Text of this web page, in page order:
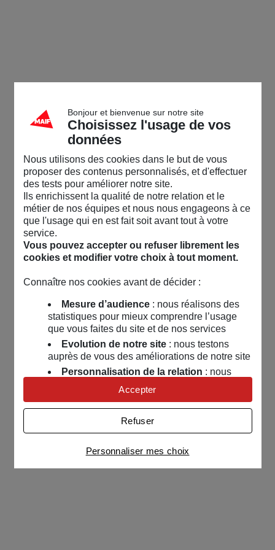
Bonjour et bienvenue sur notre site
Choisissez l'usage de vos
données
Nous utilisons des cookies dans le but de vous
proposer des contenus personnalisés, et d'effectuer
des tests pour améliorer notre site.
Ils enrichissent la qualité de notre relation et le
métier de nos équipes et nous nous engageons à ce
que l'usage qui en est fait soit avant tout à votre
service.
Vous pouvez accepter ou refuser librement les
cookies et modifier votre choix à tout moment.
Connaître nos cookies avant de décider :
Mesure d’audience: nous réalisons des
statistiques pour mieux comprendre l’usage
que vous faites du site et de nos services
Evolution de notre site: nous testons
auprès de vous des améliorations de notre site
Personnalisation de la relation : nous
nous servons de cookies pour adapter nos
contenus et personnaliser nos offres
Univers publicitaire: nous utilisons avec
nos partenaires des cookies pour afficher des
publicités personnalisées
Connaître notre politique cookies et la liste de nos
partenaires
Personnaliser mes choix
Refuser
Accepter